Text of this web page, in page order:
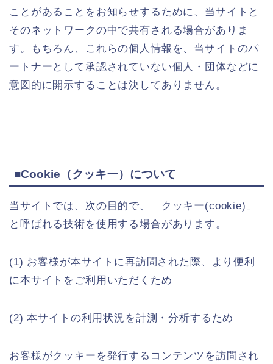
ことがあることをお知らせするために、当サイトと
そのネットワークの中で共有される場合がありま
す。もちろん、これらの個人情報を、当サイトのパ
ートナーとして承認されていない個人・団体などに
意図的に開示することは決してありません。
■Cookie（クッキー）について
当サイトでは、次の目的で、「クッキー(cookie)」
と呼ばれる技術を使用する場合があります。
(1) お客様が本サイトに再訪問された際、より便利
に本サイトをご利用いただくため
(2) 本サイトの利用状況を計測・分析するため
お客様がクッキーを発行するコンテンツを訪問され